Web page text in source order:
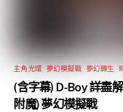
主角光環 夢幻模擬戰 夢幻轉生
(含字幕) D-Boy 詳盡
附魔) 夢幻模擬戰